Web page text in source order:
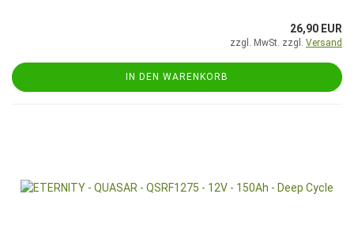
26,90 EUR
zzgl. MwSt. zzgl. Versand
IN DEN WARENKORB